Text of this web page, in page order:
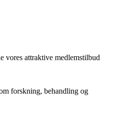
vores attraktive medlemstilbud
forskning, behandling og